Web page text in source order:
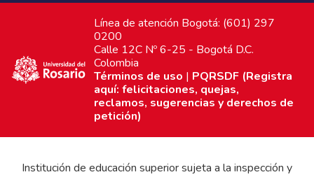
Línea de atención Bogotá: (601) 297
0200
Calle 12C Nº 6-25 - Bogotá D.C.
Colombia
Términos de uso | PQRSDF (Registra
aquí: felicitaciones, quejas,
reclamos, sugerencias y derechos de
petición)
Institución de educación superior sujeta a la inspección y